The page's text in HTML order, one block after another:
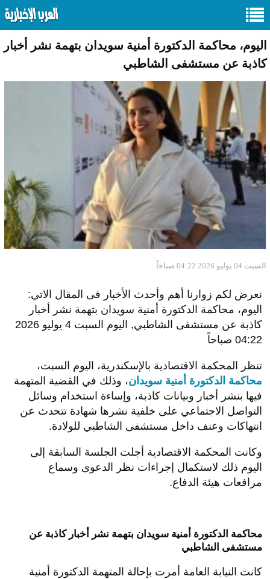
اليوم، محاكمة الدكتورة أمنية سويدان بتهمة نشر أخبار
كاذبة عن مستشفى الشاطبي
السبت 04 يوليو 2026 04:22 صباحاً
نعرض لكم زوارنا أهم وأحدث الأخبار فى المقال الاتي:
اليوم، محاكمة الدكتورة أمنية سويدان بتهمة نشر أخبار
كاذبة عن مستشفى الشاطبي, اليوم السبت 4 يوليو 2026
04:22 صباحاً
تنظر المحكمة الاقتصادية بالإسكندرية، اليوم السبت،
محاكمة الدكتورة أمنية سويدان، وذلك في القضية المتهمة
فيها بنشر أخبار وبيانات كاذبة، وإساءة استخدام وسائل
التواصل الاجتماعي على خلفية نشرها شهادة تتحدث عن
انتهاكات وعنف داخل مستشفى الشاطبي للولادة.
وكانت المحكمة الاقتصادية أجلت الجلسة السابقة إلى
اليوم ذلك لاستكمال إجراءات نظر الدعوى وسماع
مرافعات هيئة الدفاع.
محاكمة الدكتورة أمنية سويدان بتهمة نشر أخبار كاذبة عن
مستشفى الشاطبي
كانت النيابة العامة أمرت بإحالة المتهمة الدكتورة أمنية